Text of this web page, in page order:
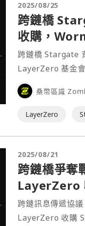
2025/08/25
跨鏈橋
收購，
跨鏈橋 Stargate
LayerZero 基金
款以安撫
近 95% 的贊成票
桑幣區識
LayerZero
2025/08/21
跨鏈橋爭
LayerZero
跨鏈訊息傳遞協
LayerZero 收購